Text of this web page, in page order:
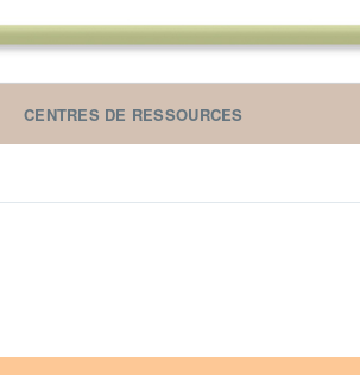
CENTRES DE RESSOURCES